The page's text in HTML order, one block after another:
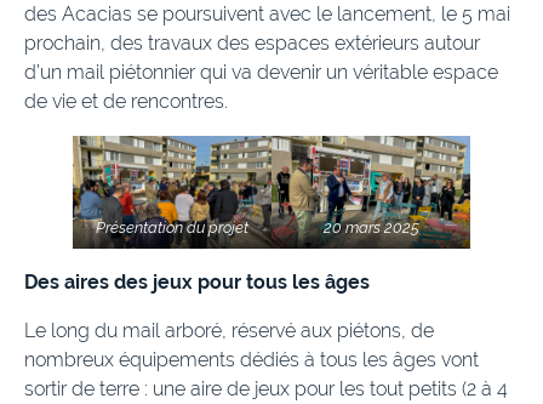
des Acacias se poursuivent avec le lancement, le 5 mai
prochain, des travaux des espaces extérieurs autour
d’un mail piétonnier qui va devenir un véritable espace
de vie et de rencontres.
Présentation du projet 20 mars 2025
Des aires des jeux pour tous les âges
Le long du mail arboré, réservé aux piétons, de
nombreux équipements dédiés à tous les âges vont
sortir de terre : une aire de jeux pour les tout petits (2 à 4